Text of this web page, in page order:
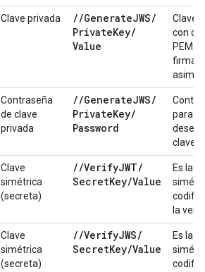
Clave privada //GenerateJWS/
PrivateKey/
Value
Clave
con
PEM
firma
Contraseña
de clave
privada
//GenerateJWS/
PrivateKey/
Password
para
clave
Clave
simétrica
(secreta)
//VerifyJWT/
SecretKey/Value
Es la
la
Clave
simétrica
(secreta)
//VerifyJWS/
SecretKey/Value
Es la